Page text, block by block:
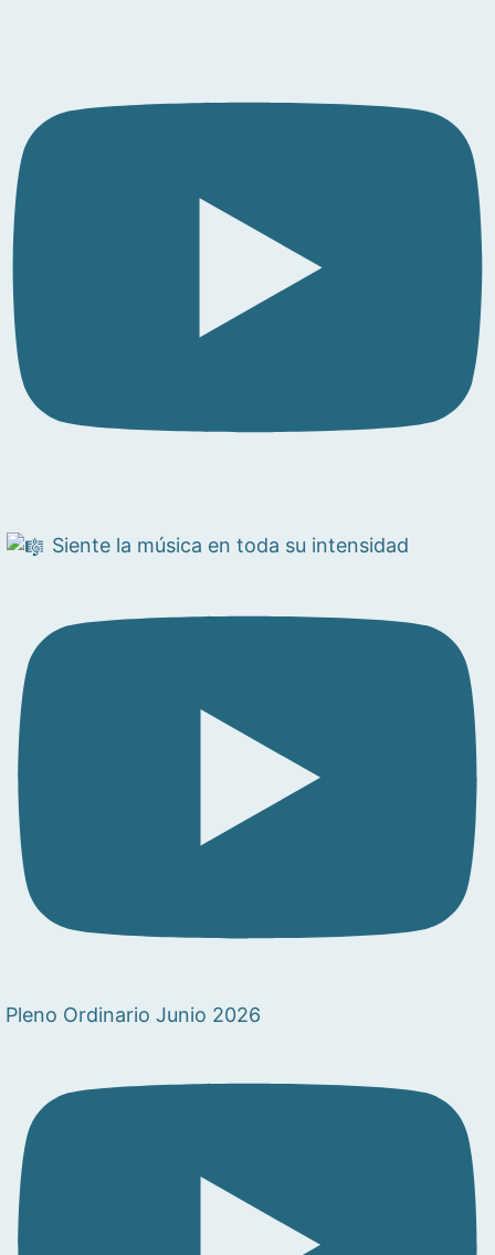
Siente la música en toda su intensidad
Pleno Ordinario Junio 2026